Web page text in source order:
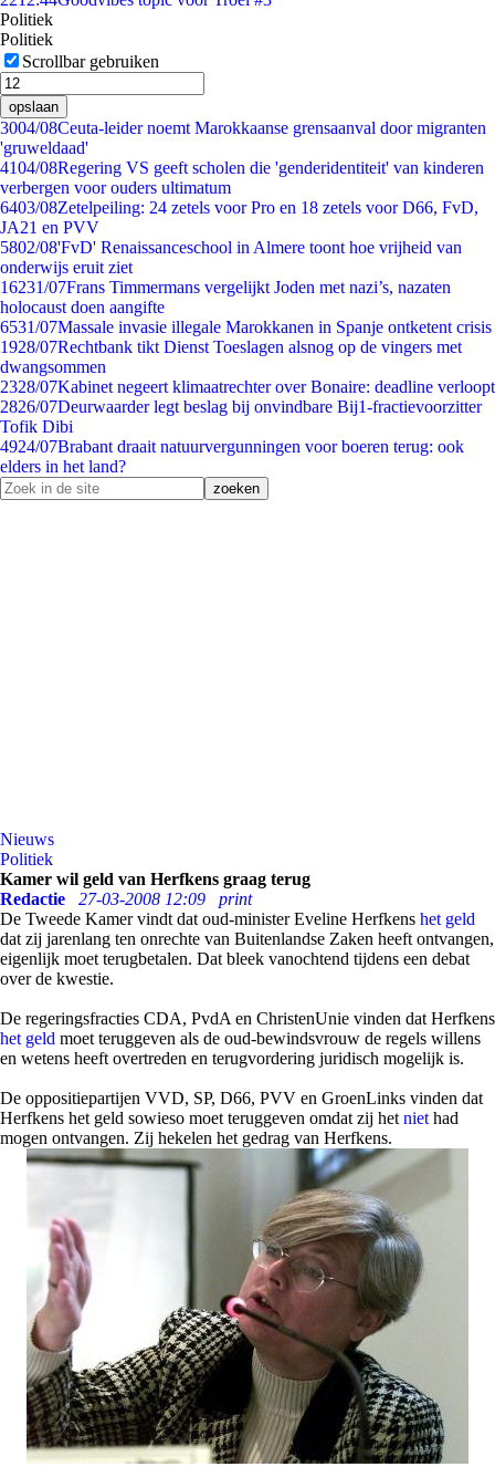
Politiek
Politiek
Scrollbar gebruiken
opslaan
3004/08Ceuta-leider noemt Marokkaanse grensaanval door migranten
'gruweldaad'
4104/08Regering VS geeft scholen die 'genderidentiteit' van kinderen
verbergen voor ouders ultimatum
6403/08Zetelpeiling: 24 zetels voor Pro en 18 zetels voor D66, FvD,
JA21 en PVV
5802/08'FvD' Renaissanceschool in Almere toont hoe vrijheid van
onderwijs eruit ziet
16231/07Frans Timmermans vergelijkt Joden met nazi’s, nazaten
holocaust doen aangifte
6531/07Massale invasie illegale Marokkanen in Spanje ontketent crisis
1928/07Rechtbank tikt Dienst Toeslagen alsnog op de vingers met
dwangsommen
2328/07Kabinet negeert klimaatrechter over Bonaire: deadline verloopt
2826/07Deurwaarder legt beslag bij onvindbare Bij1-fractievoorzitter
Tofik Dibi
4924/07Brabant draait natuurvergunningen voor boeren terug: ook
elders in het land?
Nieuws
Politiek
Kamer wil geld van Herfkens graag terug
Redactie
27-03-2008 12:09
print
De Tweede Kamer vindt dat oud-minister Eveline Herfkens het geld
dat zij jarenlang ten onrechte van Buitenlandse Zaken heeft ontvangen,
eigenlijk moet terugbetalen. Dat bleek vanochtend tijdens een debat
over de kwestie.
De regeringsfracties CDA, PvdA en ChristenUnie vinden dat Herfkens
het geld moet teruggeven als de oud-bewindsvrouw de regels willens
en wetens heeft overtreden en terugvordering juridisch mogelijk is.
De oppositiepartijen VVD, SP, D66, PVV en GroenLinks vinden dat
Herfkens het geld sowieso moet teruggeven omdat zij het niet had
mogen ontvangen. Zij hekelen het gedrag van Herfkens.